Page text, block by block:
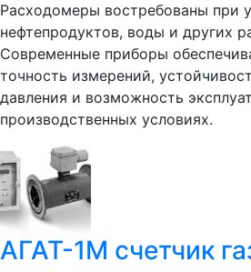
Расходомеры востребованы при
нефтепродуктов, воды и других
Современные приборы
точность измерений,
давления и возможность
производственных условиях.
АГАТ-1М счетчик